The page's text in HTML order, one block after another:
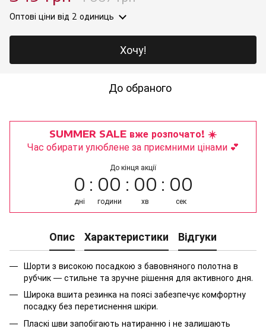
Оптові ціни від 2 одиниць
Хочу!
До обраного
SUMMER SALE вже розпочато! ☀️
Час обирати улюблене за приємними цінами 💕
До кінця акції
0
дні
00
години
00
хв
00
сек
Опис Характеристики Відгуки
Шорти з високою посадкою з бавовняного полотна в
рубчик — стильне та зручне рішення для активного дня.
Широка вшита резинка на поясі забезпечує комфортну
посадку без перетиснення шкіри.
Пласкі шви запобігають натиранню і не залишають